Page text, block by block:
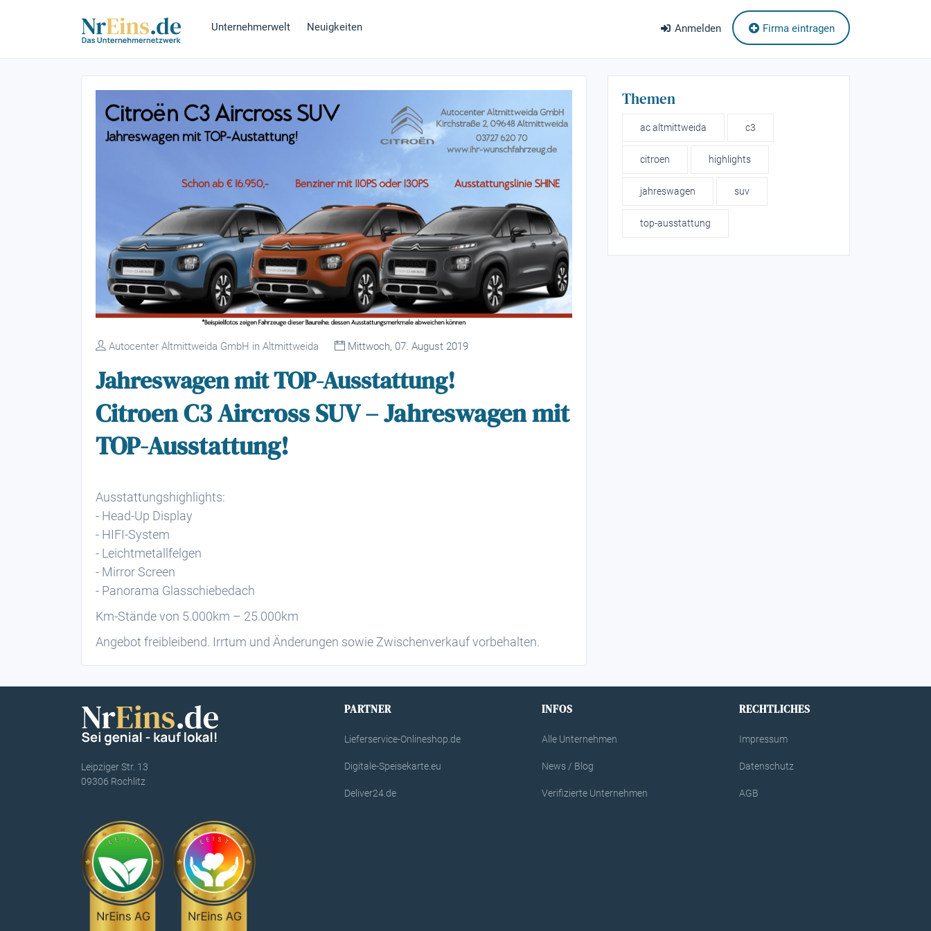
Unternehmerwelt Neuigkeiten Anmelden Firma eintragen
Autocenter Altmittweida GmbH in Altmittweida Mittwoch, 07. August 2019
Jahreswagen mit TOP-Ausstattung!
Citroen C3 Aircross SUV – Jahreswagen mit
TOP-Ausstattung!
Ausstattungshighlights:
- Head-Up Display
- HIFI-System
- Leichtmetallfelgen
- Mirror Screen
- Panorama Glasschiebedach
Km-Stände von 5.000km – 25.000km
Angebot freibleibend. Irrtum und Änderungen sowie Zwischenverkauf vorbehalten.
Themen
ac altmittweida c3
citroen highlights
jahreswagen suv
top-ausstattung
Leipziger Str. 13
09306 Rochlitz
PARTNER
Lieferservice-Onlineshop.de
Digitale-Speisekarte.eu
Deliver24.de
INFOS
Alle Unternehmen
News / Blog
Verifizierte Unternehmen
RECHTLICHES
Impressum
Datenschutz
AGB